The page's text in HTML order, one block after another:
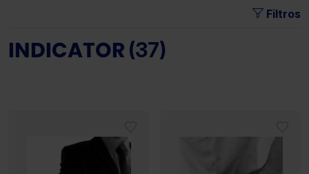
Filtros
INDICATOR (37)